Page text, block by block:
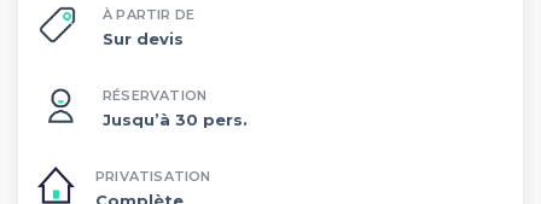
À PARTIR DE
Sur devis
RÉSERVATION
Jusqu’à 30 pers.
PRIVATISATION